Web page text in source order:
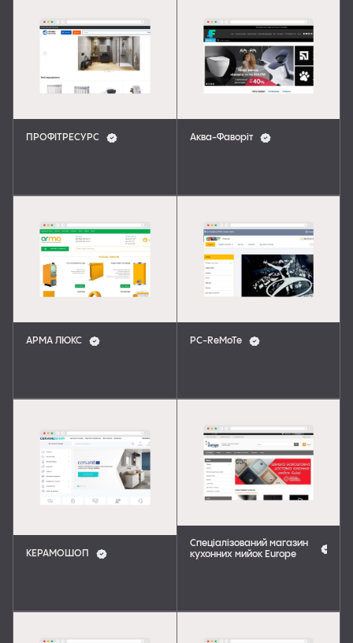
ПРОФІТРЕСУРС Аква-Фаворіт
АРМА ЛЮКС PC-ReMoTe
КЕРАМОШОП
Спеціалізований магазин
кухонних мийок Europe